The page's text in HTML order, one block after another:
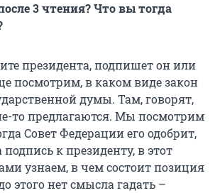
3 чтения? Что вы тогда
президента, подпишет он или
посмотрим, в каком виде закон
думы. Там, говорят,
то предлагаются. Мы посмотрим
Совет Федерации его одобрит,
к президенту, в этот
узнаем, в чем состоит позиция
этого нет смысла гадать –